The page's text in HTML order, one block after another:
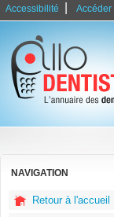
Accessibilité Accéder
NAVIGATION
Retour à l'accueil